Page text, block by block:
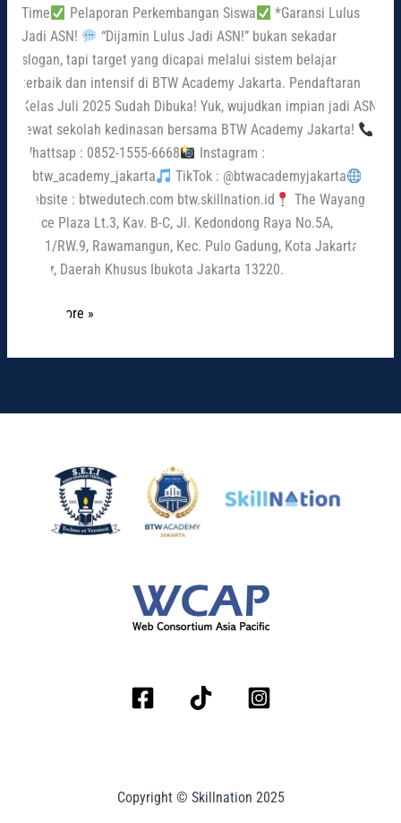
Time
Pelaporan Perkembangan Siswa
*Garansi Lulus
Jadi ASN!
“Dijamin Lulus Jadi ASN!” bukan sekadar
slogan, tapi target yang dicapai melalui sistem belajar
terbaik dan intensif di BTW Academy Jakarta. Pendaftaran
Kelas Juli 2025 Sudah Dibuka! Yuk, wujudkan impian jadi ASN
lewat sekolah kedinasan bersama BTW Academy Jakarta!
Whattsap : 0852-1555-6668
Instagram :
@btw_academy_jakarta
TikTok : @btwacademyjakarta
Website : btwedutech.com btw.skillnation.id
The Wayang
Office Plaza Lt.3, Kav. B-C, Jl. Kedondong Raya No.5A,
RT.11/RW.9, Rawamangun, Kec. Pulo Gadung, Kota Jakarta
Timur, Daerah Khusus Ibukota Jakarta 13220.
Read More »
Copyright © Skillnation 2025